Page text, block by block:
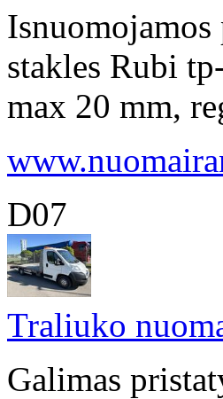
stakles Rubi
max 20 mm,
D07
Traliuko
Galimas